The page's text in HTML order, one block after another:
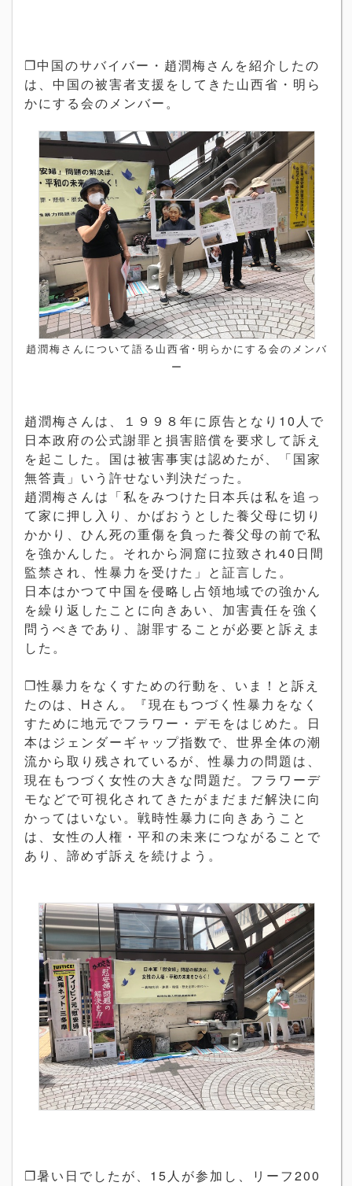
❐中国のサバイバー・趙潤梅さんを紹介したの
は、中国の被害者支援をしてきた山西省・明ら
かにする会のメンバー。
趙潤梅さんについて語る山西省･明らかにする会のメンバ
ー
趙潤梅さんは、１９９８年に原告となり10人で
日本政府の公式謝罪と損害賠償を要求して訴え
を起こした。国は被害事実は認めたが、「国家
無答責」いう許せない判決だった。
趙潤梅さんは「私をみつけた日本兵は私を追っ
て家に押し入り、かばおうとした養父母に切り
かかり、ひん死の重傷を負った養父母の前で私
を強かんした。それから洞窟に拉致され40日間
監禁され、性暴力を受けた」と証言した。
日本はかつて中国を侵略し占領地域での強かん
を繰り返したことに向きあい、加害責任を強く
問うべきであり、謝罪することが必要と訴えま
した。
❐性暴力をなくすための行動を、いま！と訴え
たのは、Hさん。『現在もつづく性暴力をなく
すために地元でフラワー・デモをはじめた。日
本はジェンダーギャップ指数で、世界全体の潮
流から取り残されているが、性暴力の問題は、
現在もつづく女性の大きな問題だ。フラワーデ
モなどで可視化されてきたがまだまだ解決に向
かってはいない。戦時性暴力に向きあうこと
は、女性の人権・平和の未来につながることで
あり、諦めず訴えを続けよう。
❐暑い日でしたが、15人が参加し、リーフ200